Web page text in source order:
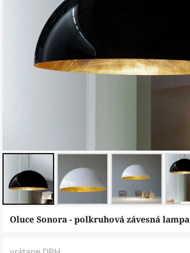
Preskočiť
Oluce Sonora - polkruhová závesná lampa